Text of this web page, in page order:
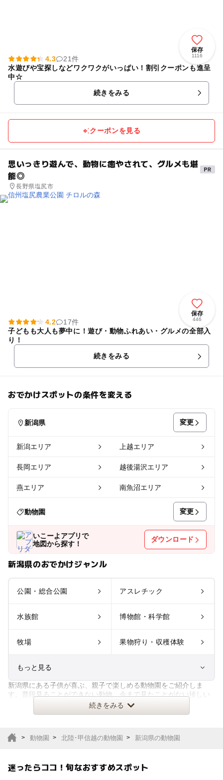
保存
1116
4.3
21件
水遊びや宝探しなどワクワクがいっぱい！割引クーポンも進呈
中☆
続きをみる
クーポンを見る
思いっきり遊んで、動物に癒やされて、グルメも堪
能◎
長野県塩尻市
保存
446
4.2
17件
子どもも大人も夢中に！遊び・動物ふれあい・グルメの全部入
り！
続きをみる
おでかけスポットの条件を変える
新潟県 変更
新潟エリア 上越エリア
長岡エリア 越後湯沢エリア
燕エリア 南魚沼エリア
動物園 変更
いこーよアプリで
地図から探す！
ダウンロード
新潟県のおでかけジャンル
公園・総合公園 アスレチック
水族館 博物館・科学館
牧場 果物狩り・収穫体験
もっと見る
室内遊び場 遊園地
サファリパーク
植物園・フラワーパー
新潟県にある子供が喜ぶ、親子で楽しめる動物園をご紹介しま
す。普段見ることができない動物、今まで見たことがない珍しい
動物達を間近で見られるほか、エ
続きをみる
動物園 北陸･甲信越の動物園 新潟県の動物園
迷ったらココ！旬なおすすめスポット